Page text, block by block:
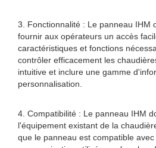
3. Fonctionnalité : Le panneau IHM
fournir aux opérateurs un accès
caractéristiques et fonctions
contrôler efficacement les
intuitive et inclure une gamme
personnalisation.
4. Compatibilité : Le panneau IHM
l'équipement existant de la
que le panneau est compatible